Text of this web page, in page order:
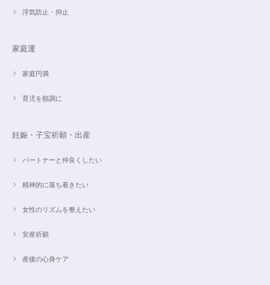
浮気防止・抑止
家庭運
家庭円満
育児を順調に
妊娠・子宝祈願・出産
パートナーと仲良くしたい
精神的に落ち着きたい
女性のリズムを整えたい
安産祈願
産後の心身ケア